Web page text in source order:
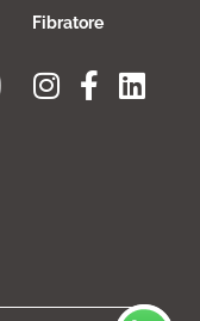
Fibratore